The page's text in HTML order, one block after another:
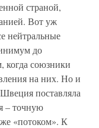
страной,
Вот уж
нейтральные
до
союзники
на них. Но и
поставляла
– точную
«потоком». К